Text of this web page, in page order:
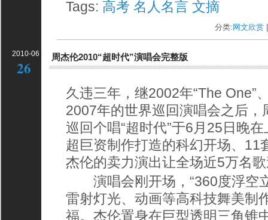
Tags: 高考 名人名言 文摘
分类: 网文欣赏
2010-06
26
周杰伦2010“超时代”演唱会完整版
久违三年，继2002年“The One”
2007年的世界巡回演唱会之后
巡回个唱“超时代”于6月25日晚
超巨资制作打造的科幻开场、11
杰伦的卖力演出让全场近5万名
演唱会刚开场，“360度浮空立
雷射灯光、动画等高科技舞美制
福。杰伦置身在巨型透明三角锥